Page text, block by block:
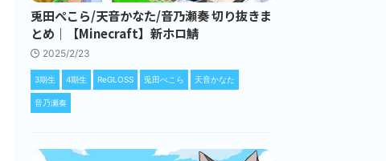
兎田ぺこら/天音かなた/音乃瀬奏 切り抜きま
とめ｜【Minecraft】新ホロ鯖
2025/2/23
3期生 4期生 ReGLOSS 兎田ぺこら 天音かなた
音乃瀬奏